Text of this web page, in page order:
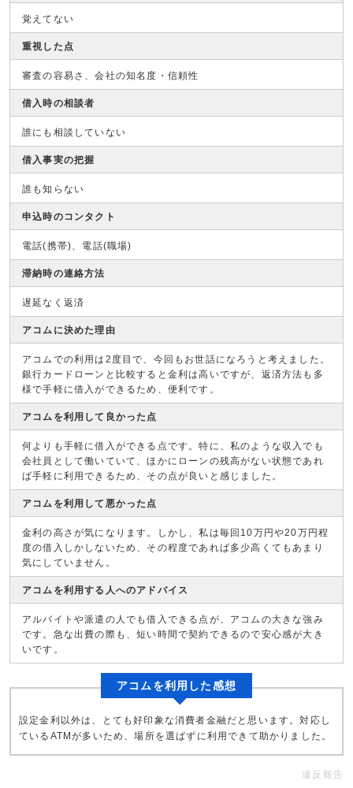
覚えてない
重視した点
審査の容易さ、会社の知名度・信頼性
借入時の相談者
誰にも相談していない
借入事実の把握
誰も知らない
申込時のコンタクト
電話(携帯)、電話(職場)
滞納時の連絡方法
遅延なく返済
アコムに決めた理由
アコムでの利用は2度目で、今回もお世話になろうと考えました。
銀行カードローンと比較すると金利は高いですが、返済方法も多
様で手軽に借入ができるため、便利です。
アコムを利用して良かった点
何よりも手軽に借入ができる点です。特に、私のような収入でも
会社員として働いていて、ほかにローンの残高がない状態であれ
ば手軽に利用できるため、その点が良いと感じました。
アコムを利用して悪かった点
金利の高さが気になります。しかし、私は毎回10万円や20万円程
度の借入しかしないため、その程度であれば多少高くてもあまり
気にしていません。
アコムを利用する人へのアドバイス
アルバイトや派遣の人でも借入できる点が、アコムの大きな強み
です。急な出費の際も、短い時間で契約できるので安心感が大き
いです。
アコムを利用した感想
設定金利以外は、とても好印象な消費者金融だと思います。対応し
ているATMが多いため、場所を選ばずに利用できて助かりました。
違反報告